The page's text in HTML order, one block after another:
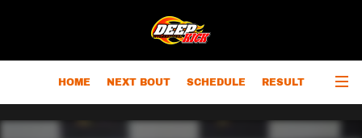
HOME NEXT BOUT SCHEDULE RESULT
RANKING CHAMPIONS OUTLINE